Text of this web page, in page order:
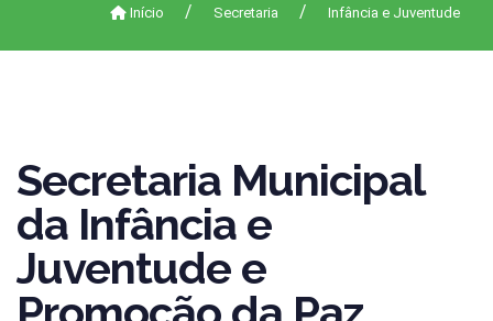
Início Secretaria Infância e Juventude
Secretaria Municipal
da Infância e
Juventude e